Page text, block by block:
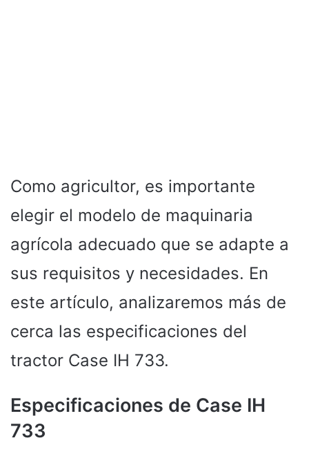
Como agricultor, es importante
elegir el modelo de maquinaria
agrícola adecuado que se adapte a
sus requisitos y necesidades. En
este artículo, analizaremos más de
cerca las especificaciones del
tractor Case IH 733.
Especificaciones de Case IH
733